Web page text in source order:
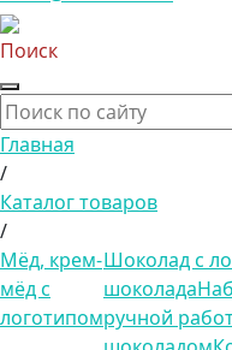
Поиск
Главная
/
Каталог товаров
/
Мёд, крем-
мёд с
логотипом
Шоколад с
шоколада
ручной